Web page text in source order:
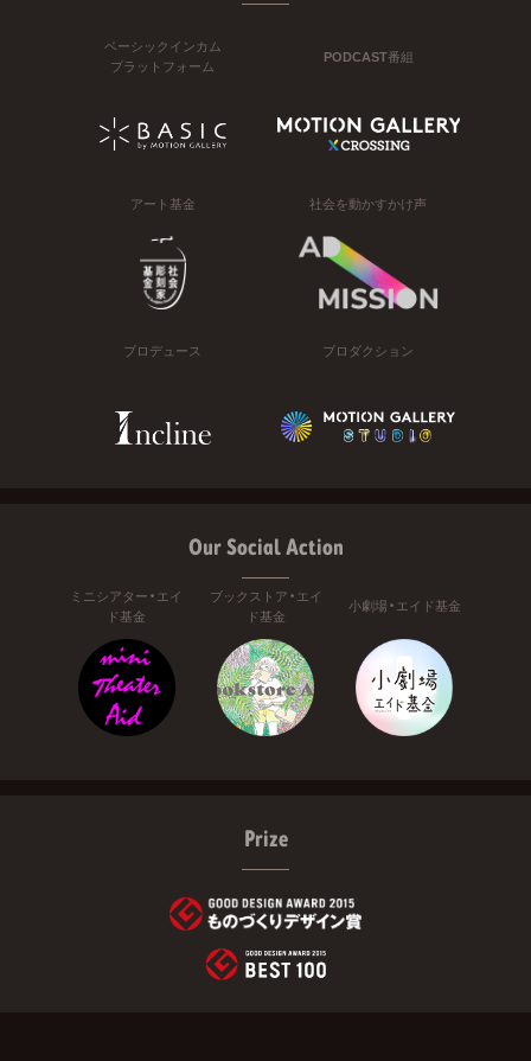
ベーシックインカム
プラットフォーム
PODCAST番組
アート基金 社会を動かすかけ声
プロデュース プロダクション
Our Social Action
ミニシアター・エイ
ド基金
ブックストア・エイ
ド基金
小劇場・エイド基金
Prize